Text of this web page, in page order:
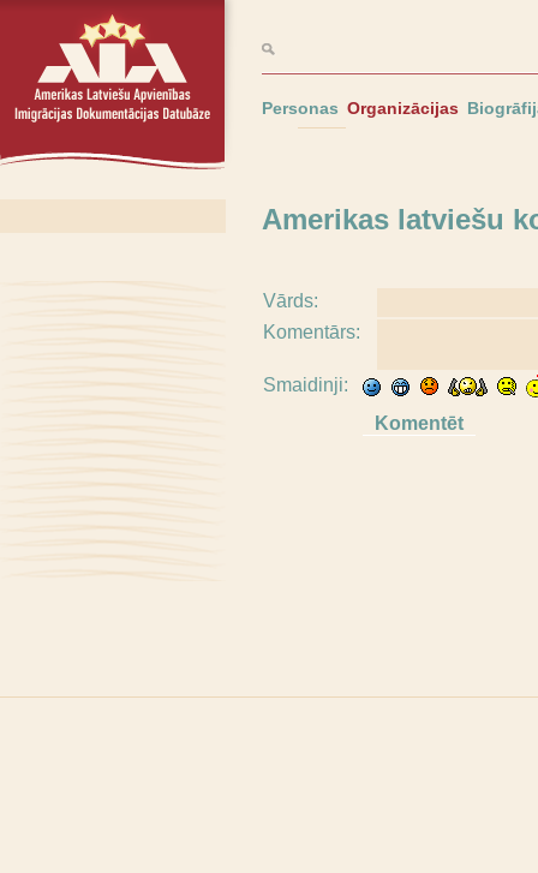
Personas Organizācijas
Amerikas latviešu
Vārds:
Komentārs:
Smaidinji: